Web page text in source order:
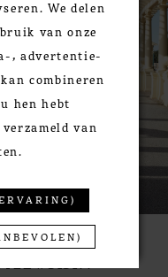
Rivieri
#313177
We delen
van onze
, advertentie-
combineren
hen hebt
van